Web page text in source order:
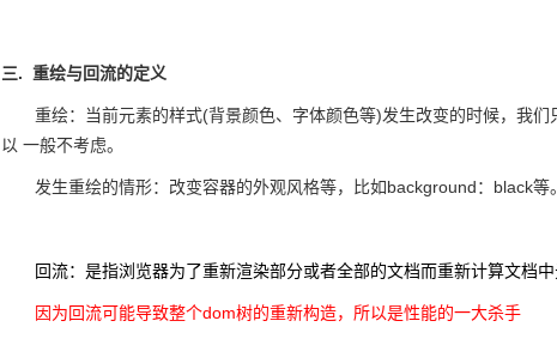
三. 重绘与回流的定义
重绘：当前元素的样式(背景颜色、字体颜色等)发生改变的时候，我们
以 一般不考虑。
发生重绘的情形：改变容器的外观风格等，比如background：black等
回流：是指浏览器为了重新渲染部分或者全部的文档而重新计算文档
因为回流可能导致整个dom树的重新构造，所以是性能的一大杀手